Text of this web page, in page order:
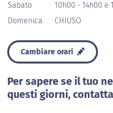
Sabato
10h00 - 14h00 e
Domenica
CHIUSO
Cambiare orari
Per sapere se il tuo
questi giorni,